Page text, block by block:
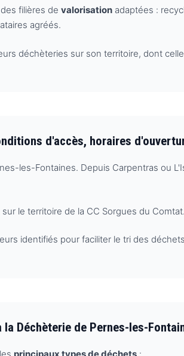
filières de valorisation adaptées :
agréés.
déchèteries sur son territoire, dont
d'accès, horaires
les-Fontaines. Depuis Carpentras ou
sur le territoire de la CC Sorgues du
identifiés pour faciliter le tri des
Déchèterie de Pernes-les-